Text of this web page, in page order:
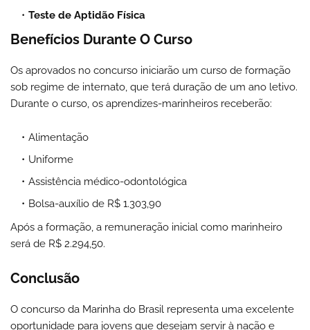
Teste de Aptidão Física
Benefícios Durante O Curso
Os aprovados no concurso iniciarão um curso de formação
sob regime de internato, que terá duração de um ano letivo.
Durante o curso, os aprendizes-marinheiros receberão:
Alimentação
Uniforme
Assistência médico-odontológica
Bolsa-auxílio de R$ 1.303,90
Após a formação, a remuneração inicial como marinheiro
será de R$ 2.294,50.
Conclusão
O concurso da Marinha do Brasil representa uma excelente
oportunidade para jovens que desejam servir à nação e